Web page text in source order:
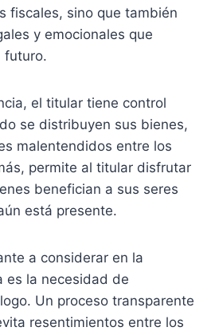
fiscales, sino que también
y emocionales que
futuro.
el titular tiene control
se distribuyen sus bienes,
malentendidos entre los
permite al titular disfrutar
benefician a sus seres
está presente.
a considerar en la
es la necesidad de
Un proceso transparente
resentimientos entre los